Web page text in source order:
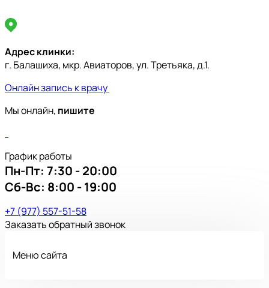
Адрес клинки:
г. Балашиха, мкр. Авиаторов, ул. Третьяка, д.1.
Онлайн запись к врачу
Мы онлайн, пишите
График работы
Пн-Пт: 7:30 - 20:00
Сб-Вс: 8:00 - 19:00
+7 (977) 557-51-58
Заказать обратный звонок
Меню сайта